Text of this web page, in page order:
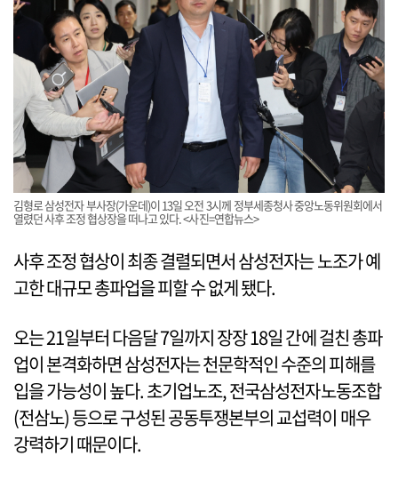
김형로 삼성전자 부사장(가운데)이 13일 오전 3시께 정부세종청사 중앙노동위원회에서
열렸던 사후 조정 협상장을 떠나고 있다. <사진=연합뉴스>
사후 조정 협상이 최종 결렬되면서 삼성전자는 노조가 예
고한 대규모 총파업을 피할 수 없게 됐다.
오는 21일부터 다음달 7일까지 장장 18일 간에 걸친 총파
업이 본격화하면 삼성전자는 천문학적인 수준의 피해를
입을 가능성이 높다. 초기업노조, 전국삼성전자노동조합
(전삼노) 등으로 구성된 공동투쟁본부의 교섭력이 매우
강력하기 때문이다.